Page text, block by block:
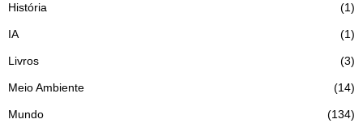
História 1
IA 1
Livros 3
Meio Ambiente 14
Mundo 134